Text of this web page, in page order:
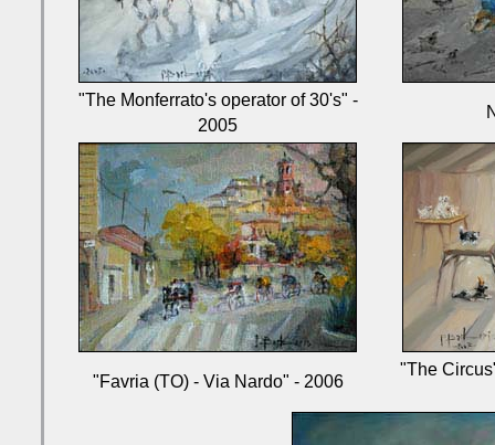
"The Monferrato's operator of 30's" -
2005
"Favria (TO) - Via Nardo" - 2006
"The